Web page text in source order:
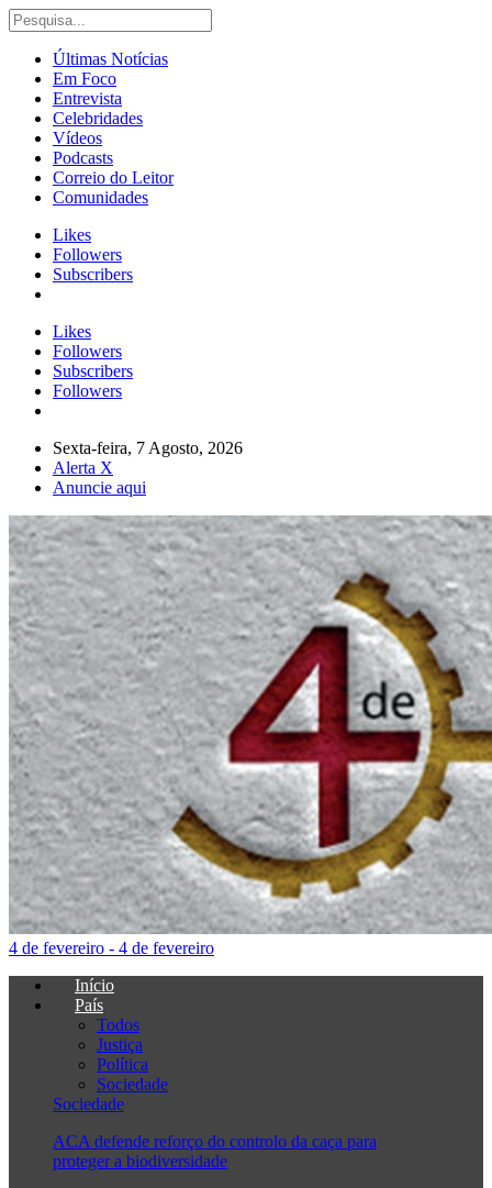
Últimas Notícias
Em Foco
Entrevista
Celebridades
Vídeos
Podcasts
Correio do Leitor
Comunidades
Likes
Followers
Subscribers
Likes
Followers
Subscribers
Followers
Sexta-feira, 7 Agosto, 2026
Alerta X
Anuncie aqui
4 de fevereiro - 4 de fevereiro
Início
País
Todos
Justiça
Política
Sociedade
Sociedade
ACA defende reforço do controlo da caça para
proteger a biodiversidade